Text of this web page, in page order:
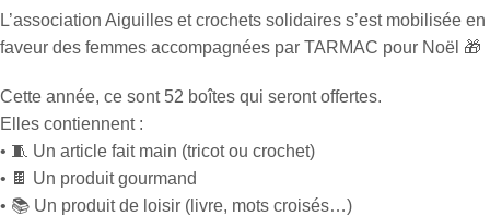
L’association Aiguilles et crochets solidaires s’est mobilisée en
faveur des femmes accompagnées par TARMAC pour Noël 🎁
Cette année, ce sont 52 boîtes qui seront offertes.
Elles contiennent :
• 🧵 Un article fait main (tricot ou crochet)
• 🍫 Un produit gourmand
• 📚 Un produit de loisir (livre, mots croisés…)